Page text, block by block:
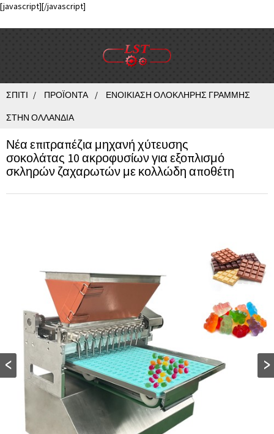
[javascript][/javascript]
ΣΠΊΤΙ ΠΡΟΪΌΝΤΑ ΕΝΟΙΚΊΑΣΗ ΟΛΌΚΛΗΡΗΣ ΓΡΑΜΜΉΣ
ΣΤΗΝ ΟΛΛΑΝΔΊΑ
Νέα επιτραπέζια μηχανή χύτευσης
σοκολάτας 10 ακροφυσίων για εξοπλισμό
σκληρών ζαχαρωτών με κολλώδη αποθέτη